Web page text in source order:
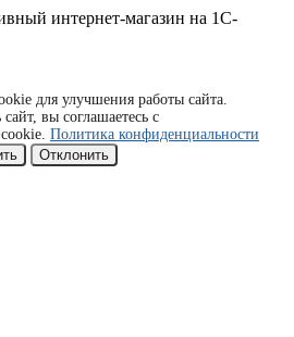
интернет-магазин на 1С-
для улучшения работы сайта.
вы соглашаетесь с
Политика конфиденциальности
Отклонить